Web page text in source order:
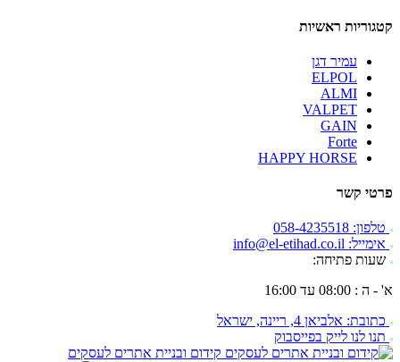
קטגוריות ראשיות
עמיר דגן
ELPOL
ALMI
VALPET
GAIN
Forte
HAPPY HORSE
פרטי קשר
טלפון: 058-4235518
אימייל: info@el-etihad.co.il
שעות פתיחה:
א' - ה : 08:00 עד 16:00
כתובת: אלביאן 4, ריינה, ישראל
תנו לנו לייק בפייסבוק
קידום ובניית אתרים לעסקים